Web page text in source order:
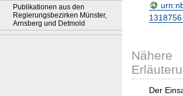
Publikationen aus den
Regierungsbezirken Münster,
Arnsberg und Detmold
1318756
Nähere
Der